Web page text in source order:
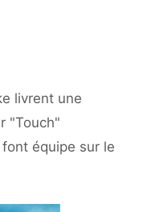
livrent une
"Touch"
équipe sur le